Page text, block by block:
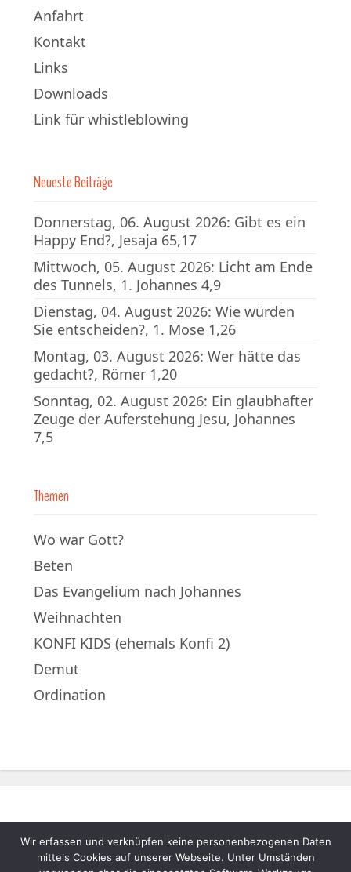
Anfahrt
Kontakt
Links
Downloads
Link für whistleblowing
Neueste Beiträge
Donnerstag, 06. August 2026: Gibt es ein
Happy End?, Jesaja 65,17
Mittwoch, 05. August 2026: Licht am Ende
des Tunnels, 1. Johannes 4,9
Dienstag, 04. August 2026: Wie würden
Sie entscheiden?, 1. Mose 1,26
Montag, 03. August 2026: Wer hätte das
gedacht?, Römer 1,20
Sonntag, 02. August 2026: Ein glaubhafter
Zeuge der Auferstehung Jesu, Johannes
7,5
Themen
Wo war Gott?
Beten
Das Evangelium nach Johannes
Weihnachten
KONFI KIDS (ehemals Konfi 2)
Demut
Ordination
© 2022 – Evangelische Muttergemeinde
Wir erfassen und verknüpfen keine personenbezogenen Daten
mittels Cookies auf unserer Webseite. Unter Umständen